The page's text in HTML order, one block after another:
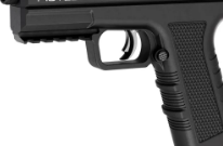
hvězdiček.